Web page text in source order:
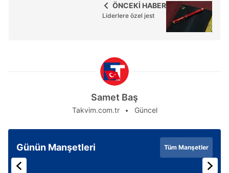
ÖNCEKİ HABER
Liderlere özel jest
Samet Baş
Takvim.com.tr Güncel
Günün Manşetleri Tüm Manşetler